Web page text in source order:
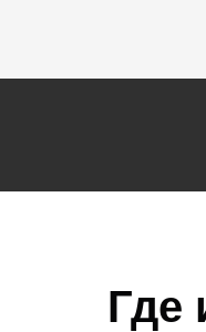
Где